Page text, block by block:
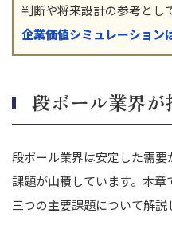
判断や将来設計の参考とし
企業価値シミュレーション
段ボール業界
段ボール業界は安定した需
課題が山積しています。本
三つの主要課題について解説